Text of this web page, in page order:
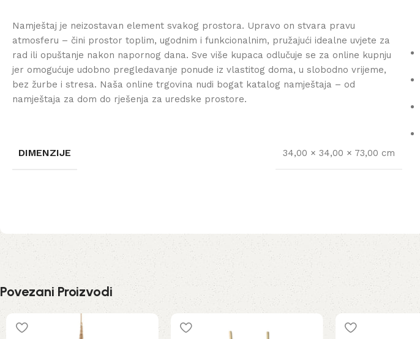
Namještaj je neizostavan element svakog prostora. Upravo on stvara pravu
atmosferu – čini prostor toplim, ugodnim i funkcionalnim, pružajući idealne uvjete za
rad ili opuštanje nakon napornog dana. Sve više kupaca odlučuje se za online kupnju
jer omogućuje udobno pregledavanje ponude iz vlastitog doma, u slobodno vrijeme,
bez žurbe i stresa. Naša online trgovina nudi bogat katalog namještaja – od
namještaja za dom do rješenja za uredske prostore.
DIMENZIJE 34,00 × 34,00 × 73,00 cm
Povezani Proizvodi